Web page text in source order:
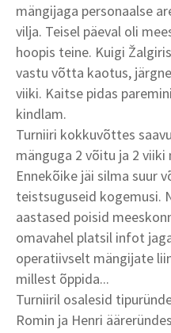
mängijaga personaalse
vilja. Teisel päeval oli
hoopis teine. Kuigi
vastu võtta kaotus,
viiki. Kaitse pidas
kindlam.
Turniiri kokkuvõttes
mänguga 2 võitu ja 2 viiki
Ennekõike jäi silma suur
teistsuguseid kogemusi.
aastased poisid
omavahel platsil infot
operatiivselt mängijate
millest õppida...
Turniiril osalesid
Romin ja Henri